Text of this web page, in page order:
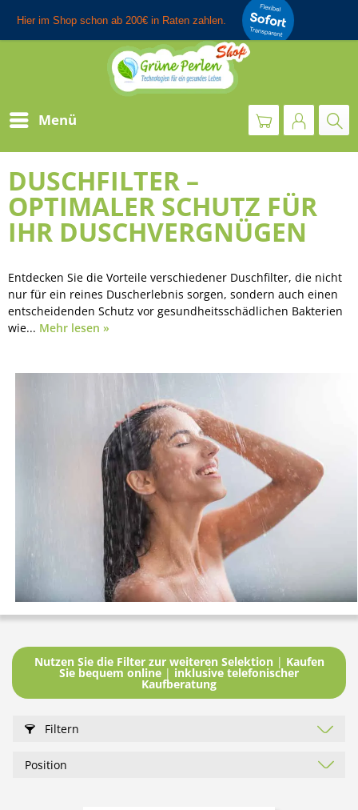
Menü
DUSCHFILTER –
OPTIMALER SCHUTZ FÜR
IHR DUSCHVERGNÜGEN
Entdecken Sie die Vorteile verschiedener Duschfilter, die nicht
nur für ein reines Duscherlebnis sorgen, sondern auch einen
entscheidenden Schutz vor gesundheitsschädlichen Bakterien
wie... Mehr lesen »
Nutzen Sie die Filter zur weiteren Selektion| Kaufen
Sie bequem online | inklusive telefonischer
Kaufberatung
Filtern